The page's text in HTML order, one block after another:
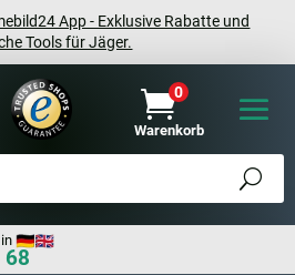
App - Exklusive Rabatte und
Tools für Jäger.
0
Warenkorb
68